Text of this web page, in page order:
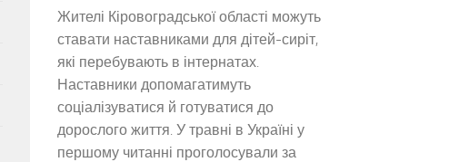
Жителі Кіровоградської області можуть
ставати наставниками для дітей-сиріт,
які перебувають в інтернатах.
Наставники допомагатимуть
соціалізуватися й готуватися до
дорослого життя. У травні в Україні у
першому читанні проголосували за